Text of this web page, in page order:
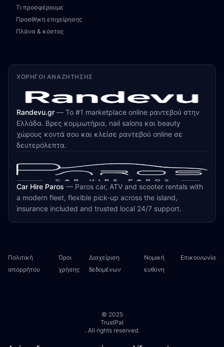
Τι προσφέρουμε
Προσθήκη επιχείρησης
Πλάνα & κόστος
ΧΟΡΗΓΟΊ ΑΝΑΖΉΤΗΣΗΣ
Randevu.gr — Το #1 marketplace online ραντεβού στην
Ελλάδα. Βρες κομμωτήρια, nail salons και beauty
χώρους κοντά σου και κλείσε ραντεβού online σε
δευτερόλεπτα.
Car Hire Paros — Paros car, ATV and scooter rentals with
a modern fleet, flexible pick-up across the island,
insurance included and trusted local 24/7 support.
Πολιτική
απορρήτου
Όροι
χρήσης
Διαχείριση
δεδομένων
Νομική
ευθύνη
Επικοινωνία
© 2025
TrustPal
. All rights reserved.